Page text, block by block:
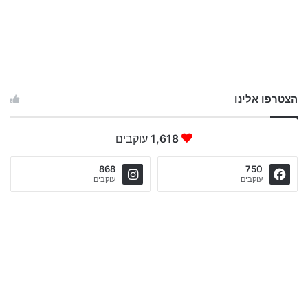
הצטרפו אלינו
1,618 עוקבים
750
עוקבים
868
עוקבים